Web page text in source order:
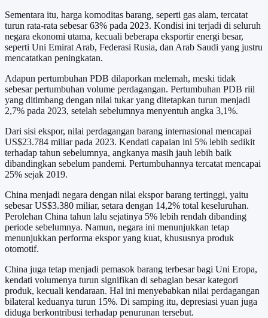
Sementara itu, harga komoditas barang, seperti gas alam, tercatat
turun rata-rata sebesar 63% pada 2023. Kondisi ini terjadi di seluruh
negara ekonomi utama, kecuali beberapa eksportir energi besar,
seperti Uni Emirat Arab, Federasi Rusia, dan Arab Saudi yang justru
mencatatkan peningkatan.
Adapun pertumbuhan PDB dilaporkan melemah, meski tidak
sebesar pertumbuhan volume perdagangan. Pertumbuhan PDB riil
yang ditimbang dengan nilai tukar yang ditetapkan turun menjadi
2,7% pada 2023, setelah sebelumnya menyentuh angka 3,1%.
Dari sisi ekspor, nilai perdagangan barang internasional mencapai
US$23.784 miliar pada 2023. Kendati capaian ini 5% lebih sedikit
terhadap tahun sebelumnya, angkanya masih jauh lebih baik
dibandingkan sebelum pandemi. Pertumbuhannya tercatat mencapai
25% sejak 2019.
China menjadi negara dengan nilai ekspor barang tertinggi, yaitu
sebesar US$3.380 miliar, setara dengan 14,2% total keseluruhan.
Perolehan China tahun lalu sejatinya 5% lebih rendah dibanding
periode sebelumnya. Namun, negara ini menunjukkan tetap
menunjukkan performa ekspor yang kuat, khususnya produk
otomotif.
China juga tetap menjadi pemasok barang terbesar bagi Uni Eropa,
kendati volumenya turun signifikan di sebagian besar kategori
produk, kecuali kendaraan. Hal ini menyebabkan nilai perdagangan
bilateral keduanya turun 15%. Di samping itu, depresiasi yuan juga
diduga berkontribusi terhadap penurunan tersebut.